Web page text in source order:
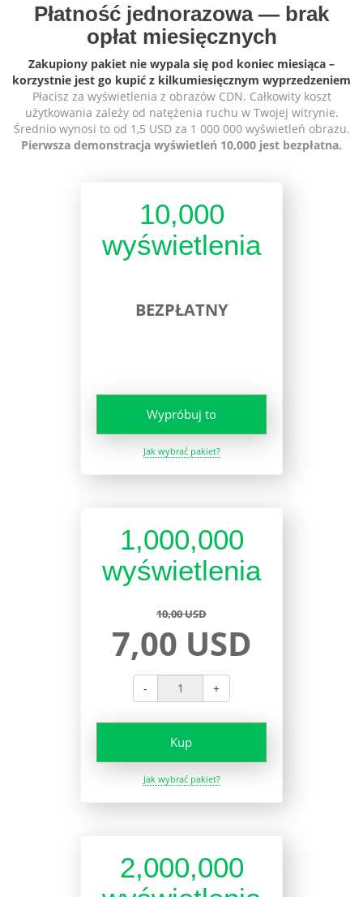
Płatność jednorazowa — brak
opłat miesięcznych
Zakupiony pakiet nie wypala się pod koniec miesiąca –
korzystnie jest go kupić z kilkumiesięcznym wyprzedzeniem
Płacisz za wyświetlenia z obrazów CDN. Całkowity koszt
użytkowania zależy od natężenia ruchu w Twojej witrynie.
Średnio wynosi to od 1,5 USD za 1 000 000 wyświetleń obrazu.
Pierwsza demonstracja wyświetleń 10,000 jest bezpłatna.
10,000
wyświetlenia
BEZPŁATNY
Wypróbuj to
Jak wybrać pakiet?
1,000,000
wyświetlenia
10,00 USD
7,00 USD
- +
Kup
Jak wybrać pakiet?
2,000,000